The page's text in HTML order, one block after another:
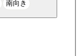
南向き